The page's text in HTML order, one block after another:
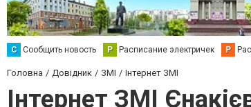
С Сообщить новость Р Расписание электричек Р
Головна Довідник ЗМІ Інтернет ЗМІ
Інтернет ЗМІ